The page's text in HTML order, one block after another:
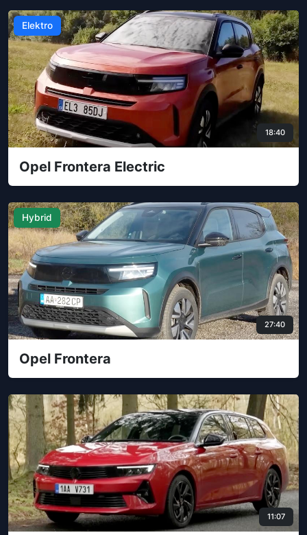
Elektro
18:40
Opel Frontera Electric
Hybrid
27:40
Opel Frontera
11:07